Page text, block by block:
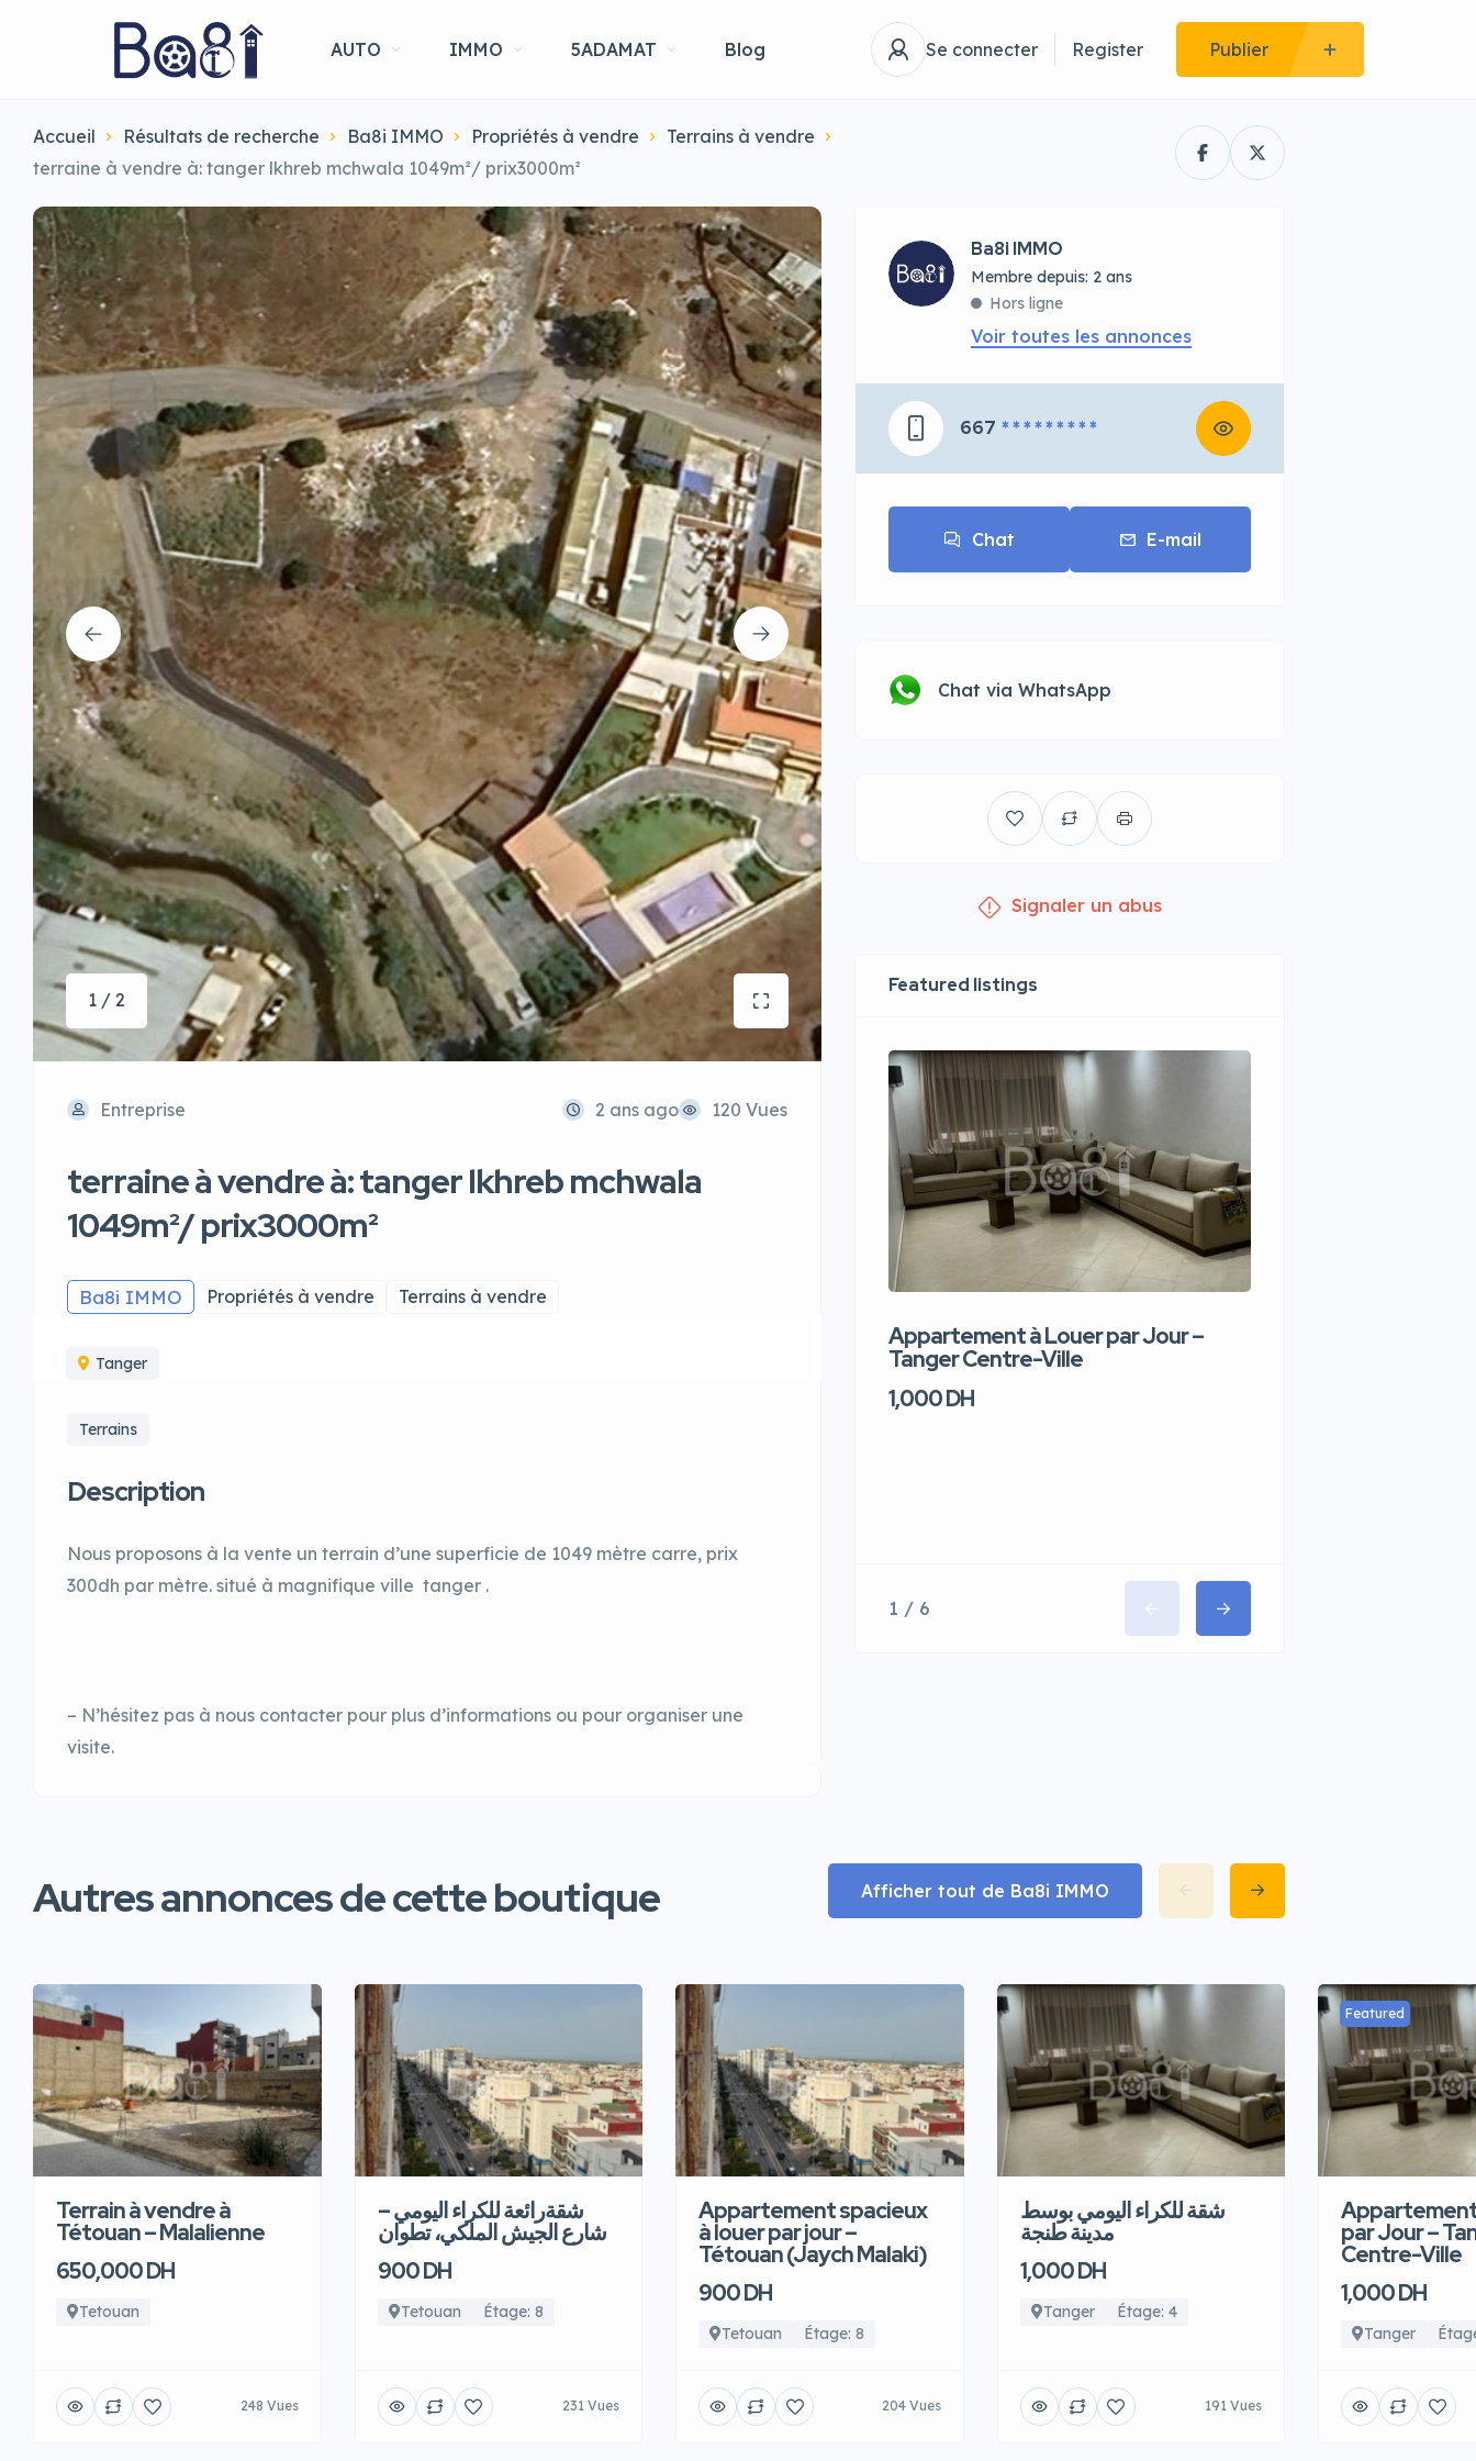
AUTO IMMO 5ADAMAT Blog Se connecter Register Publier
Accueil Résultats de recherche Ba8i IMMO Propriétés à vendre
Terrains à vendre
terraine à vendre à: tanger lkhreb mchwala 1049m²/ prix3000m²
1 / 2
Entreprise 2 ans ago 120 Vues
terraine à vendre à: tanger lkhreb mchwala
1049m²/ prix3000m²
Ba8i IMMO Propriétés à vendre Terrains à vendre
Tanger
Terrains
Description
Nous proposons à la vente un terrain d’une superficie de 1049 mètre carre, prix
300dh par mètre. situé à magnifique ville tanger .
– N’hésitez pas à nous contacter pour plus d’informations ou pour organiser une
visite.
Ba8i IMMO
Membre depuis: 2 ans
Hors ligne
Voir toutes les annonces
667 * * * * * * * * *
Chat E-mail
Chat via WhatsApp
Signaler un abus
Featured listings
Appartement à Louer par Jour –
Tanger Centre-Ville
1,000 DH
1 / 6
Autres annonces de cette boutique Afficher tout de Ba8i IMMO
Terrain à vendre à
Tétouan – Malalienne
650,000 DH
Tetouan
248 Vues
شقةرائعة للكراء اليومي –
شارع الجيش الملكي، تطوان
900 DH
Tetouan Étage: 8
231 Vues
Appartement spacieux
à louer par jour –
Tétouan (Jaych Malaki)
900 DH
Tetouan Étage: 8
204 Vues
شقة للكراء اليومي بوسط
مدينة طنجة
1,000 DH
Tanger Étage: 4
191 Vues
Featured
par Jour –
Centre-Ville
1,000 DH
Tanger